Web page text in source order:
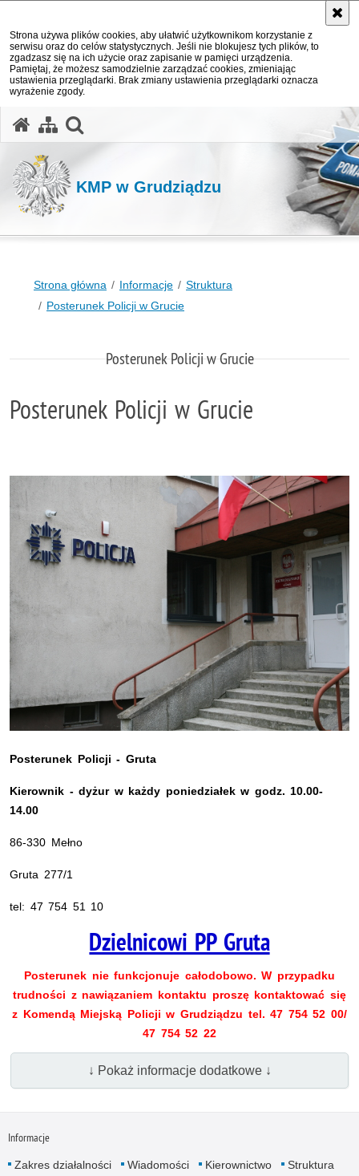
Strona używa plików cookies, aby ułatwić użytkownikom korzystanie z
serwisu oraz do celów statystycznych. Jeśli nie blokujesz tych plików, to
zgadzasz się na ich użycie oraz zapisanie w pamięci urządzenia.
Pamiętaj, że możesz samodzielnie zarządzać cookies, zmieniając
ustawienia przeglądarki. Brak zmiany ustawienia przeglądarki oznacza
wyrażenie zgody.
KMP w Grudziądzu
Strona główna Informacje
Struktura
Posterunek Policji w Grucie
Posterunek Policji w Grucie
Posterunek Policji w Grucie
Posterunek Policji - Gruta
Kierownik - dyżur w każdy poniedziałek w godz. 10.00-
14.00
86-330 Mełno
Gruta 277/1
tel: 47 754 51 10
Dzielnicowi PP Gruta
Posterunek nie funkcjonuje całodobowo. W przypadku
trudności z nawiązaniem kontaktu proszę kontaktować się
z Komendą Miejską Policji w Grudziądzu tel. 47 754 52 00/
47 754 52 22
↓ Pokaż informacje dodatkowe ↓
Informacje
Zakres działalności Wiadomości Kierownictwo
Struktura